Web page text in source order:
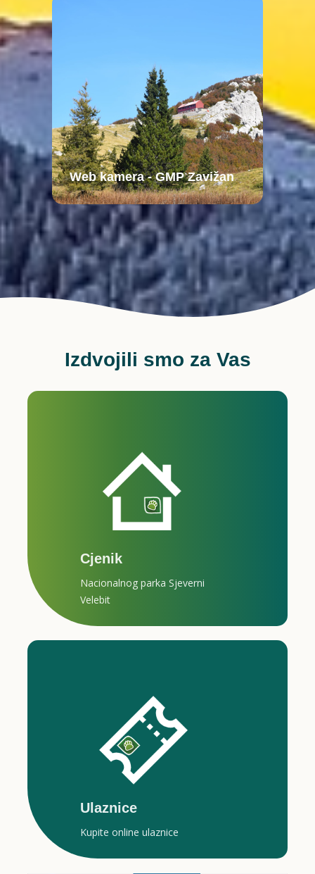
Web kamera - GMP Zavižan
Izdvojili smo za Vas
Cjenik
Nacionalnog parka Sjeverni
Velebit
Ulaznice
Kupite online ulaznice